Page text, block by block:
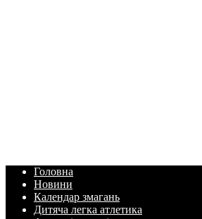
Головна
Новини
Календар змагань
Дитяча легка атлетика